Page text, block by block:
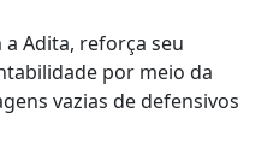
Adita, reforça seu
por meio da
vazias de defensivos